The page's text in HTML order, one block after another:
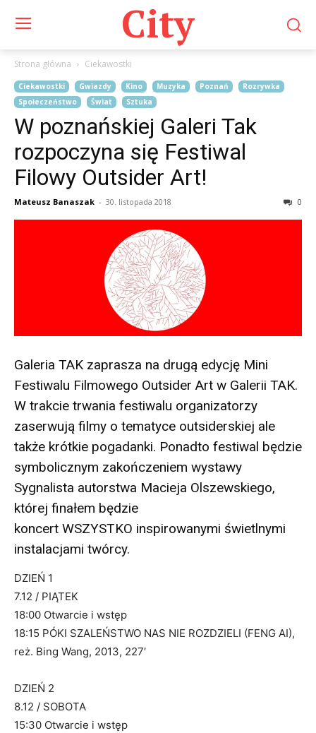
City
Strona główna Ciekawostki
Ciekawostki Gwiazdy Kino Muzyka Poznań
Rozrywka
Społeczeństwo
Świat Sztuka
W poznańskiej Galeri Tak
rozpoczyna się Festiwal
Filowy Outsider Art!
Mateusz Banaszak - 30. listopada 2018 0
Galeria TAK zaprasza na drugą edycję Mini
Festiwalu Filmowego Outsider Art w Galerii TAK.
W trakcie trwania festiwalu organizatorzy
zaserwują filmy o tematyce outsiderskiej ale
także krótkie pogadanki. Ponadto festiwal będzie
symbolicznym zakończeniem wystawy
Sygnalista autorstwa Macieja Olszewskiego,
której finałem będzie
koncert WSZYSTKO inspirowanymi świetlnymi
instalacjami twórcy.
DZIEŃ 1
7.12 / PIĄTEK
18:00 Otwarcie i wstęp
18:15 PÓKI SZALEŃSTWO NAS NIE ROZDZIELI (FENG AI),
reż. Bing Wang, 2013, 227′
DZIEŃ 2
8.12 / SOBOTA
15:30 Otwarcie i wstęp